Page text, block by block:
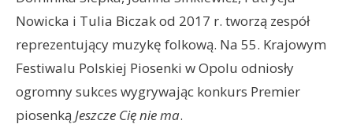
Nowicka i Tulia Biczak od 2017 r. tworzą zespół
reprezentujący muzykę folkową. Na 55. Krajowym
Festiwalu Polskiej Piosenki w Opolu odniosły
ogromny sukces wygrywając konkurs Premier
piosenką Jeszcze Cię nie ma.